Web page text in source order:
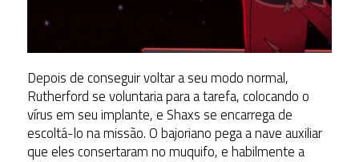
Depois de conseguir voltar a seu modo normal,
Rutherford se voluntaria para a tarefa, colocando o
vírus em seu implante, e Shaxs se encarrega de
escoltá-lo na missão. O bajoriano pega a nave auxiliar
que eles consertaram no muquifo, e habilmente a